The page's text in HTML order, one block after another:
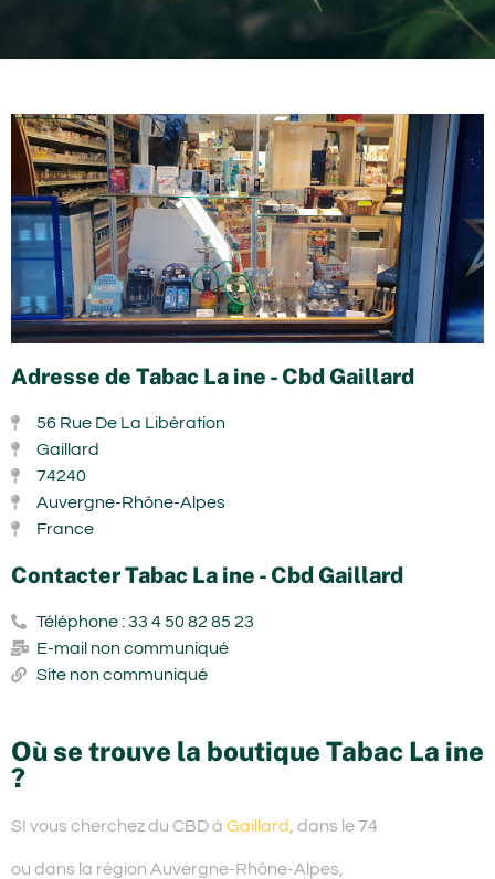
Adresse de Tabac La ine - Cbd Gaillard
56 Rue De La Libération
Gaillard
74240
Auvergne-Rhône-Alpes
France
Contacter Tabac La ine - Cbd Gaillard
Téléphone : 33 4 50 82 85 23
E-mail non communiqué
Site non communiqué
Où se trouve la boutique Tabac La ine
?
SI vous cherchez du CBD à Gaillard , dans le 74
ou dans la région Auvergne-Rhône-Alpes,